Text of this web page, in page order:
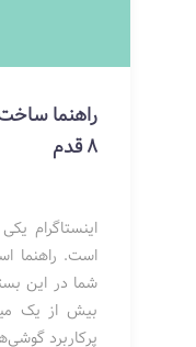
راهنما ساخت
8 قدم
اینستاگرام
است. راهنما
شما در این
بیش از یک
پرکاربرد